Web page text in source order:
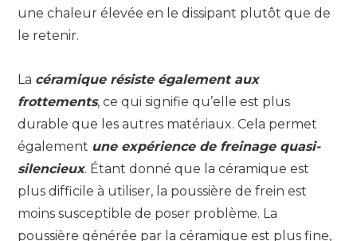
une chaleur élevée en le dissipant plutôt que de
le retenir.
La céramique résiste également aux
frottements, ce qui signifie qu’elle est plus
durable que les autres matériaux. Cela permet
également une expérience de freinage quasi-
silencieux. Étant donné que la céramique est
plus difficile à utiliser, la poussière de frein est
moins susceptible de poser problème. La
poussière générée par la céramique est plus fine,